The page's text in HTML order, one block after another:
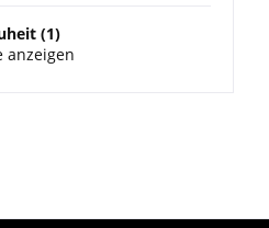
(1)
anzeigen